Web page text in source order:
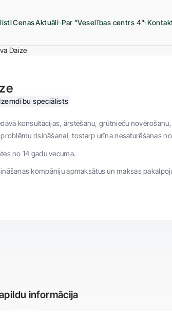
CenasAktuāli Par "Veselības centrs 4"
Daize
speciālists
konsultācijas, ārstēšanu, grūtnieču
risināšanai, tostarp urīna nesaturēšanas
no 14 gadu vecuma.
kompāniju apmaksātus un maksas
informācija